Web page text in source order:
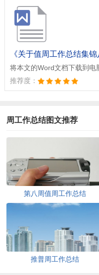
《关于值周工作总结集锦
将本文的Word文档下载到电
推荐度：
周工作总结图文推荐
第八周值周工作总结
推普周工作总结